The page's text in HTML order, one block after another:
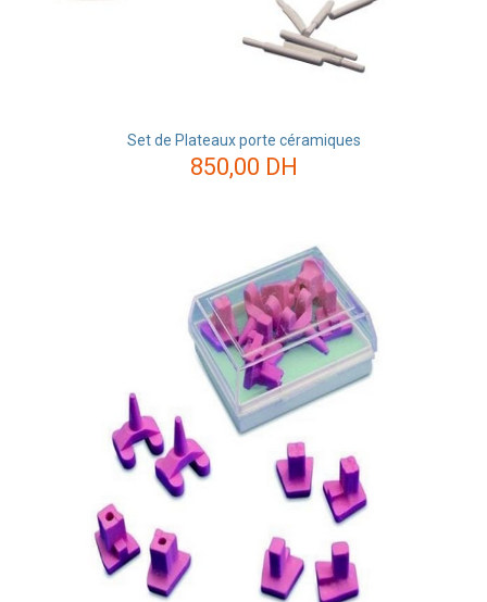
Set de Plateaux porte céramiques
850,00 DH